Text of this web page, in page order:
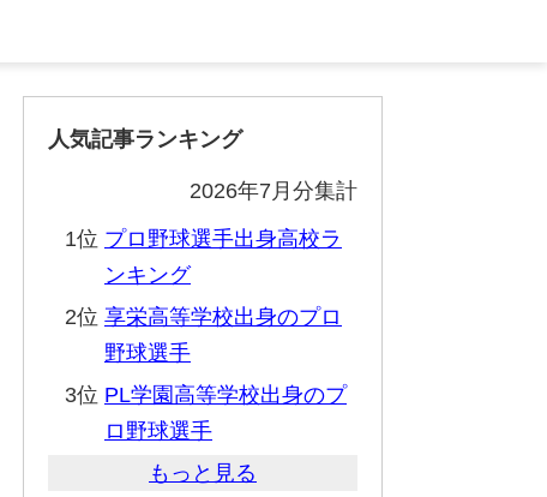
人気記事ランキング
2026年7月分集計
1位 プロ野球選手出身高校ラ
ンキング
2位 享栄高等学校出身のプロ
野球選手
3位 PL学園高等学校出身のプ
ロ野球選手
もっと見る